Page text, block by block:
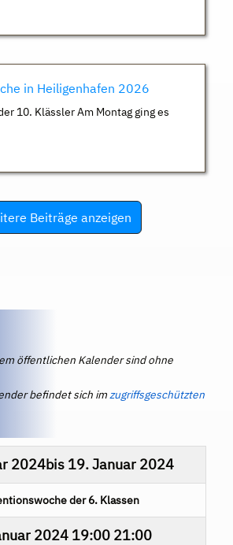
in Heiligenhafen 2026
10. Klässler Am Montag ging es
Beiträge anzeigen
öffentlichen Kalender sind ohne
befindet sich imzugriffsgeschützten
2024bis 19. Januar 2024
der 6. Klassen
202419:00 21:00